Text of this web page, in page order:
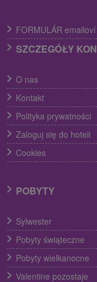
FORMULÁR
SZCZEGÓŁY
O nas
Kontakt
Polityka prywatności
Zaloguj się do hoteli
Cookies
POBYTY
Sylwester
Pobyty świąteczne
Pobyty wielkanocne
Valentine pozostaje